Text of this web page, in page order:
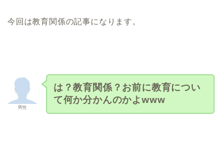
今回は教育関係の記事になります。
男性
は？教育関係？お前に教育につい
て何か分かんのかよwww